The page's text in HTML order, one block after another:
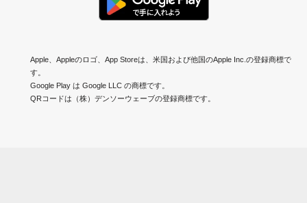
Apple、Appleのロゴ、App Storeは、米国および他国のApple Inc.の登録商標で
す。
Google Play は Google LLC の商標です。
QRコードは（株）デンソーウェーブの登録商標です。